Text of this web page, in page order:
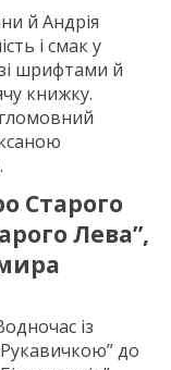
й Андрія
і смак у
шрифтами й
книжку.
Старого
Лева”,
із
до